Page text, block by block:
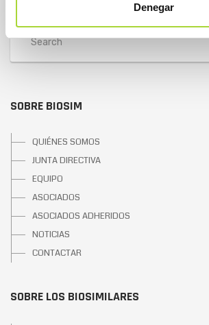
Denegar
SOBRE BIOSIM
QUIÉNES SOMOS
JUNTA DIRECTIVA
EQUIPO
ASOCIADOS
ASOCIADOS ADHERIDOS
NOTICIAS
CONTACTAR
SOBRE LOS BIOSIMILARES